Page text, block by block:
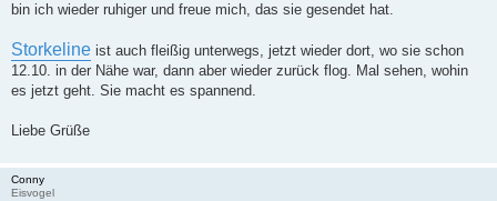
bin ich wieder ruhiger und freue mich, das sie gesendet hat.
Storkeline ist auch fleißig unterwegs, jetzt wieder dort, wo sie schon
12.10. in der Nähe war, dann aber wieder zurück flog. Mal sehen, wohin
es jetzt geht. Sie macht es spannend.
Liebe Grüße
Conny
Eisvogel